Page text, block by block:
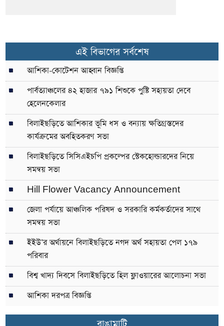
এই বিভাগের সর্বশেষ
আশিকা-কোটেশন আহ্বান বিজ্ঞপ্তি
পার্বত্যাঞ্চলের ৪২ হাজার ৭৯১ শিশুকে পুষ্টি সহায়তা দেবে
হেলেনকেলার
বিলাইছড়িতে আশিকার ভূমি ধস ও বন্যায় ক্ষতিগ্রস্তদের
কার্যক্রমের অবহিতকরণ সভা
বিলাইছড়িতে সিসিএইচপি প্রকল্পের স্টেকহোল্ডারদের নিয়ে
সমন্বয় সভা
Hill Flower Vacancy Announcement
জেলা পর্যায়ে আঞ্চলিক পরিষদ ও সরকারি কর্মকর্তাদের সাথে
সমন্বয় সভা
ইইউ’র অর্থায়নে বিলাইছড়িতে নগদ অর্থ সহায়তা পেল ১৭৯
পরিবার
বিশ্ব খাদ্য দিবসে বিলাইছড়িতে হিল ফ্লাওয়ারের আলোচনা সভা
আশিকা দরপত্র বিজ্ঞপ্তি